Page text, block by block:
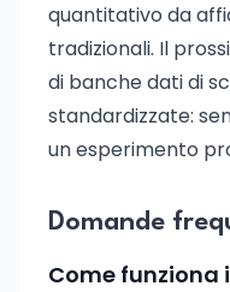
quantitativo da
tradizionali. Il
di banche dati di
standardizzate:
un esperimento
Domande
Come